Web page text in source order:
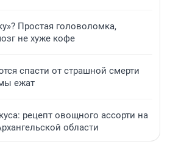
Простая головоломка,
не хуже кофе
спасти от страшной смерти
ежат
рецепт овощного ассорти на
области